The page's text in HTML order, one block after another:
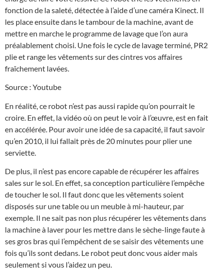
fonction de la saleté, détectée à l’aide d’une caméra Kinect. Il
les place ensuite dans le tambour de la machine, avant de
mettre en marche le programme de lavage que l’on aura
préalablement choisi. Une fois le cycle de lavage terminé, PR2
plie et range les vêtements sur des cintres vos affaires
fraîchement lavées.
Source : Youtube
En réalité, ce robot n’est pas aussi rapide qu’on pourrait le
croire. En effet, la vidéo où on peut le voir à l’œuvre, est en fait
en accélérée. Pour avoir une idée de sa capacité, il faut savoir
qu’en 2010, il lui fallait près de 20 minutes pour plier une
serviette.
De plus, il n’est pas encore capable de récupérer les affaires
sales sur le sol. En effet, sa conception particulière l’empêche
de toucher le sol. Il faut donc que les vêtements soient
disposés sur une table ou un meuble à mi-hauteur, par
exemple. Il ne sait pas non plus récupérer les vêtements dans
la machine à laver pour les mettre dans le sèche-linge faute à
ses gros bras qui l’empêchent de se saisir des vêtements une
fois qu’ils sont dedans. Le robot peut donc vous aider mais
seulement si vous l’aidez un peu.